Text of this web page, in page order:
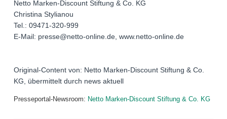
Netto Marken-Discount Stiftung & Co. KG
Christina Stylianou
Tel.: 09471-320-999
E-Mail: presse@netto-online.de, www.netto-online.de
Original-Content von: Netto Marken-Discount Stiftung & Co.
KG, übermittelt durch news aktuell
Presseportal-Newsroom: Netto Marken-Discount Stiftung & Co. KG